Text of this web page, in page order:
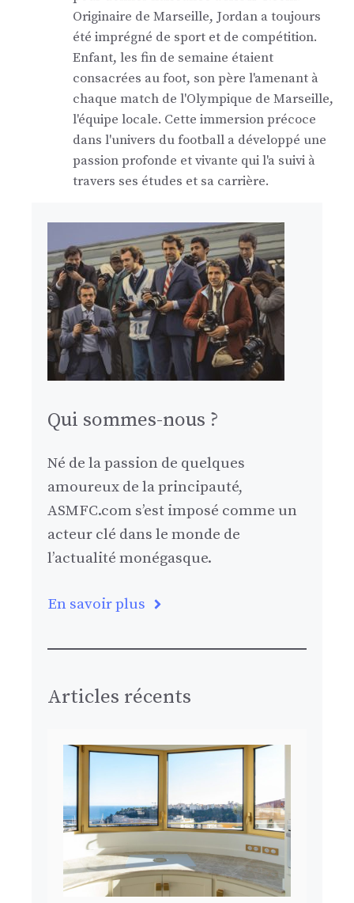
Originaire de Marseille, Jordan a toujours
été imprégné de sport et de compétition.
Enfant, les fin de semaine étaient
consacrées au foot, son père l'amenant à
chaque match de l'Olympique de Marseille,
l'équipe locale. Cette immersion précoce
dans l'univers du football a développé une
passion profonde et vivante qui l'a suivi à
travers ses études et sa carrière.
Qui sommes-nous ?
Né de la passion de quelques
amoureux de la principauté,
ASMFC.com s’est imposé comme un
acteur clé dans le monde de
l’actualité monégasque.
En savoir plus
Articles récents